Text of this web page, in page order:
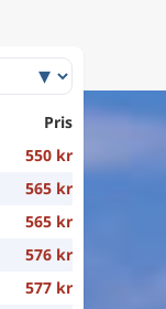
Pris
550 kr
565 kr
565 kr
576 kr
577 kr